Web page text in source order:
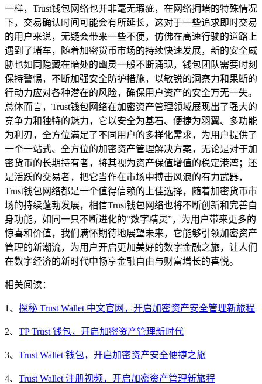
一样，Trust钱包网络也并非毫无瑕疵，在网络拥堵的特殊情况
下，交易确认时间可能会有所延长，这对于一些追求即时交易
的用户来说，无疑会带来一些不便，仿佛在高速行驶的道路上
遇到了堵车，随着加密货币市场的持续快速发展，新的安全威
胁也如同隐藏在暗处的幽灵一般不断涌现，钱包团队需要时刻
保持警惕，不断加强安全防护措施，以敏锐的洞察力和果断的
行动力应对各种潜在的风险，确保用户资产的安全万无一失。
总体而言，Trust钱包网络在加密资产管理领域展现出了强大的
竞争力和独特的魅力，它以安全为基石、便捷为羽翼、多功能
为利刃，全方位满足了不同用户的多样化需求，为用户提供了
一个一站式、全方位的加密资产管理解决方案，无论是对于加
密货币的长期持有者，将其视为资产保值增值的稳定港湾；还
是活跃的交易者，把它当作在市场中搏击风浪的有力武器，
Trust钱包网络都是一个值得信赖的上佳选择，随着加密货币市
场的持续蓬勃发展，相信Trust钱包网络也将不断创新和完善自
身功能，如同一只不断进化的“数字精灵”，为用户带来更多的
惊喜和价值，我们满怀期待地展望未来，它能够引领加密资产
管理的新潮流，为用户开启更加美好的数字金融之旅，让人们
在数字经济的新时代中畅享金融自由与财富增长的喜悦。
相关阅读：
1、 探秘 Trust Wallet 中文官网，开启加密资产安全管理新旅程
2、 TP Trust 钱包，开启加密资产管理新时代
3、 Trust Wallet 钱包，开启加密资产安全便捷之旅
4、 Trust Wallet 注册视频，开启加密资产管理新旅程